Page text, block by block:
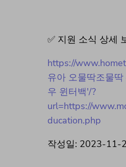
✅ 지원 소식 상세
https://
유아 오물딱조물
우 윈터백'/?
url=https://
ducation.php
작성일: 2023-